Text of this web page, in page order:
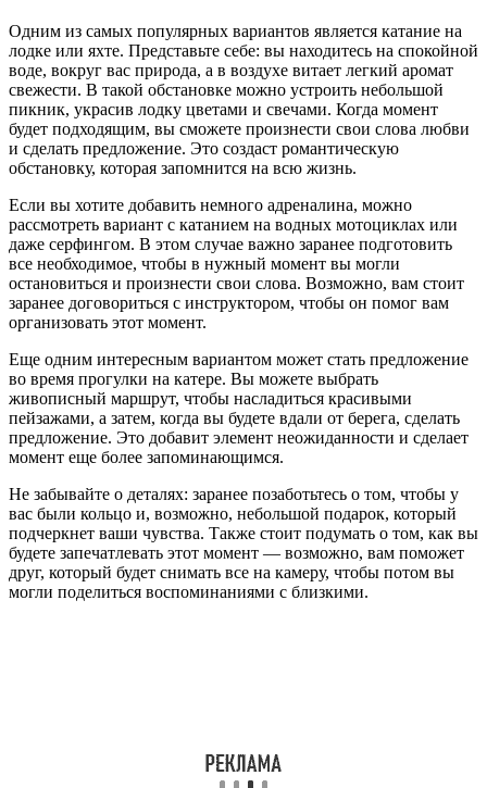
Одним из самых популярных вариантов является катание на
лодке или яхте. Представьте себе: вы находитесь на спокойной
воде, вокруг вас природа, а в воздухе витает легкий аромат
свежести. В такой обстановке можно устроить небольшой
пикник, украсив лодку цветами и свечами. Когда момент
будет подходящим, вы сможете произнести свои слова любви
и сделать предложение. Это создаст романтическую
обстановку, которая запомнится на всю жизнь.
Если вы хотите добавить немного адреналина, можно
рассмотреть вариант с катанием на водных мотоциклах или
даже серфингом. В этом случае важно заранее подготовить
все необходимое, чтобы в нужный момент вы могли
остановиться и произнести свои слова. Возможно, вам стоит
заранее договориться с инструктором, чтобы он помог вам
организовать этот момент.
Еще одним интересным вариантом может стать предложение
во время прогулки на катере. Вы можете выбрать
живописный маршрут, чтобы насладиться красивыми
пейзажами, а затем, когда вы будете вдали от берега, сделать
предложение. Это добавит элемент неожиданности и сделает
момент еще более запоминающимся.
Не забывайте о деталях: заранее позаботьтесь о том, чтобы у
вас были кольцо и, возможно, небольшой подарок, который
подчеркнет ваши чувства. Также стоит подумать о том, как вы
будете запечатлевать этот момент — возможно, вам поможет
друг, который будет снимать все на камеру, чтобы потом вы
могли поделиться воспоминаниями с близкими.